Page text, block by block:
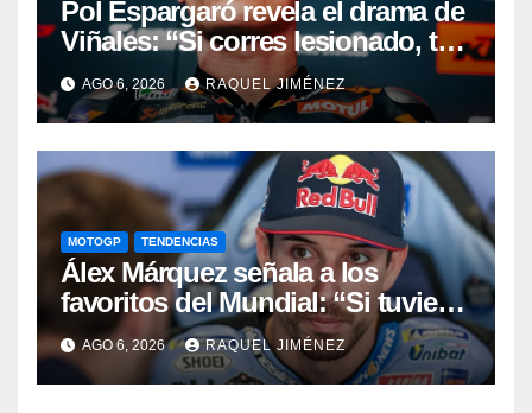
Pol Espargaró revela el drama de
Viñales: “Si corres lesionado, te
juzgan; si no corres,
desapareces”
AGO 6, 2026 RAQUEL JIMÉNEZ
MOTOGP TENDENCIAS
Álex Márquez señala a los
favoritos del Mundial: “Si tuviera
que apostar mi dinero, ya sabéis
por quién sería”
AGO 6, 2026 RAQUEL JIMÉNEZ